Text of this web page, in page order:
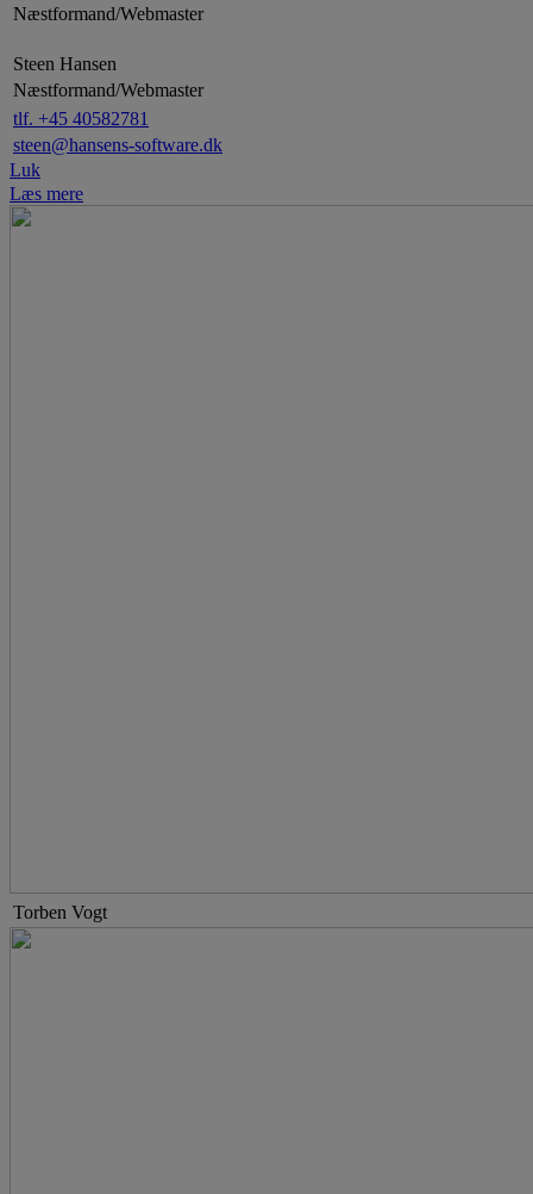
Næstformand/Webmaster
Steen Hansen
Næstformand/Webmaster
tlf. +45 40582781
steen@hansens-software.dk
Luk
Læs mere
Torben Vogt